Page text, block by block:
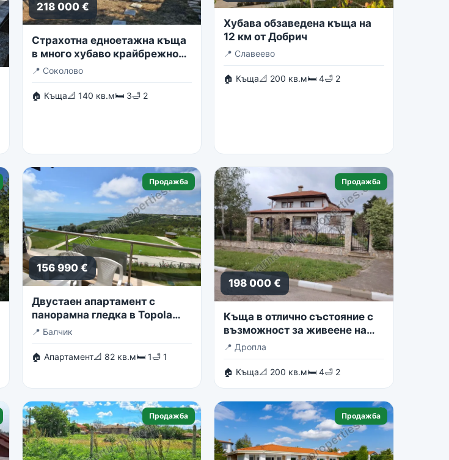
218 000 €
Страхотна едноетажна къща
в много хубаво крайбрежно
село
📍 Соколово
🏠 Къща📐 140 кв.м🛏 3🛁 2
Хубава обзаведена къща на
12 км от Добрич
📍 Славеево
🏠 Къща📐 200 кв.м🛏 4🛁 2
Продажба
156 990 €
Двустаен апартамент с
панорамна гледка в Topola
Skies
📍 Балчик
🏠 Апартамент📐 82 кв.м🛏 1🛁 1
Продажба
198 000 €
Къща в отлично състояние с
възможност за живеене на
две семейства
📍 Дропла
🏠 Къща📐 200 кв.м🛏 4🛁 2
Продажба Продажба